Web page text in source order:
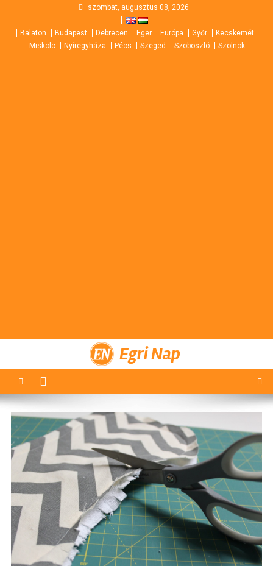
content
szombat, augusztus 08, 2026
Balaton Budapest Debrecen Eger Európa Győr
Kecskemét
Miskolc
Nyíregyháza Pécs Szeged Szoboszló Szolnok
Egri Nap